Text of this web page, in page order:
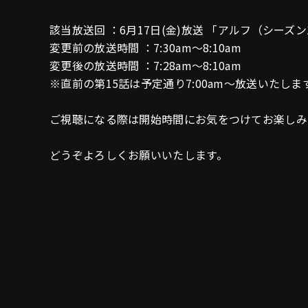
該当放送回 ：6月17日(金)放送 「アルフ（シーズ
変更前の放送時間 ：7:30am～8:10am
変更後の放送時間 ：7:28am～8:10am
※直前の第15話は予定通り7:00am～放送いたしま
ご視聴になる際は開始時間にお気をつけてお楽し
どうぞよろしくお願いいたします。